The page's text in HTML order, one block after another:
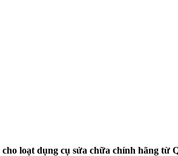
cho loạt dụng cụ sửa chữa chính hãng